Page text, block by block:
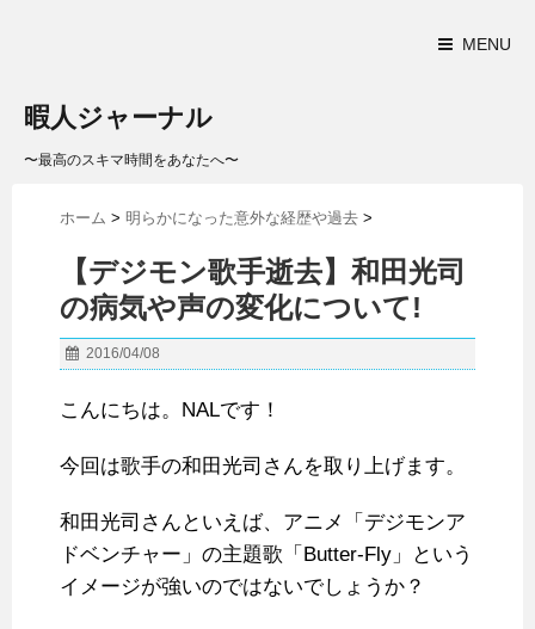
MENU
暇人ジャーナル
〜最高のスキマ時間をあなたへ〜
ホーム > 明らかになった意外な経歴や過去 >
【デジモン歌手逝去】和田光司
の病気や声の変化について!
2016/04/08
こんにちは。NALです！
今回は歌手の和田光司さんを取り上げます。
和田光司さんといえば、アニメ「デジモンア
ドベンチャー」の主題歌「Butter-Fly」という
イメージが強いのではないでしょうか？